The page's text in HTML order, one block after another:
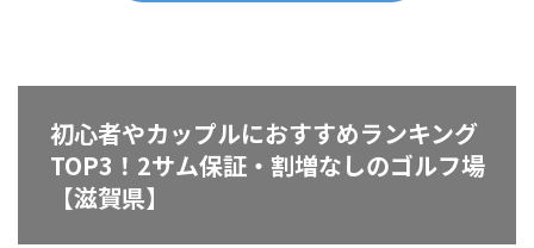
初心者やカップルにおすすめランキング
TOP3！2サム保証・割増なしのゴルフ場
【滋賀県】